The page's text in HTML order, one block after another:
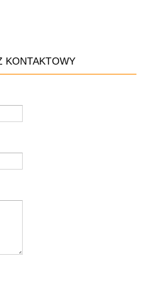
KONTAKTOWY